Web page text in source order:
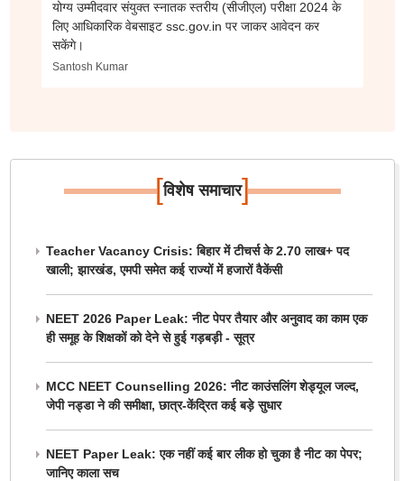
योग्य उम्मीदवार संयुक्त स्नातक स्तरीय (सीजीएल) परीक्षा 2024 के
लिए आधिकारिक वेबसाइट ssc.gov.in पर जाकर आवेदन कर
सकेंगे।
Santosh Kumar
[विशेष समाचार]
Teacher Vacancy Crisis: बिहार में टीचर्स के 2.70 लाख+ पद
खाली; झारखंड, एमपी समेत कई राज्यों में हजारों वैकेंसी
NEET 2026 Paper Leak: नीट पेपर तैयार और अनुवाद का काम एक
ही समूह के शिक्षकों को देने से हुई गड़बड़ी - सूत्र
MCC NEET Counselling 2026: नीट काउंसलिंग शेड्यूल जल्द,
जेपी नड्डा ने की समीक्षा, छात्र-केंद्रित कई बड़े सुधार
NEET Paper Leak: एक नहीं कई बार लीक हो चुका है नीट का पेपर;
जानिए काला सच